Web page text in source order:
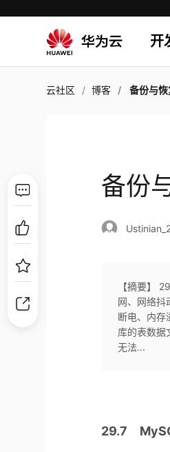
开
云社区 博客 备份与
备份
【摘要】
网、网络抖
断电、内存
库的表数据
无法...
29.7